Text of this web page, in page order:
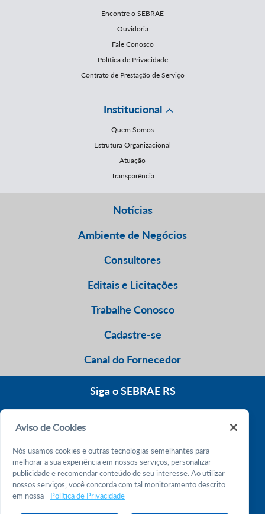
Encontre o SEBRAE
Ouvidoria
Fale Conosco
Política de Privacidade
Contrato de Prestação de Serviço
Institucional
Quem Somos
Estrutura Organizacional
Atuação
Transparência
Notícias
Ambiente de Negócios
Consultores
Editais e Licitações
Trabalhe Conosco
Cadastre-se
Canal do Fornecedor
Siga o SEBRAE RS
Atendimento 24h
Chame no WhatsApp
Aviso de Cookies
Nós usamos cookies e outras tecnologias semelhantes para
melhorar a sua experiência em nossos serviços, personalizar
publicidade e recomendar conteúdo de seu interesse. Ao utilizar
nossos serviços, você concorda com tal monitoramento descrito
em nossa
Política de Privacidade